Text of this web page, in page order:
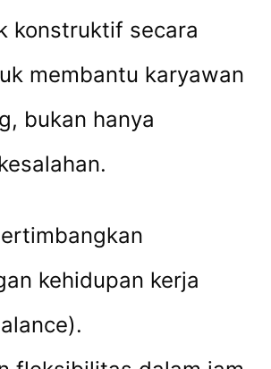
konstruktif secara
membantu karyawan
bukan hanya
kehidupan kerja